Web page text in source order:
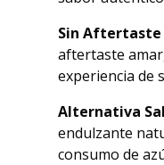
Sin Aftertaste
aftertaste
experiencia de
Alternativa
endulzante
consumo de